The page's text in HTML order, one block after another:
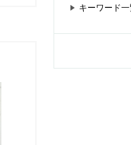
キーワード